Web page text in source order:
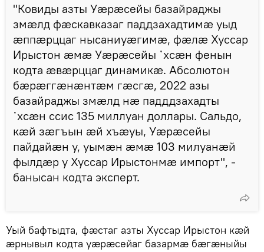
"Ковиды азты Уæрæсейы базайраджы
змæлд фæскавказаг паддзахадтимæ уыд
æппæрццаг нысаниуæгимæ, фæлæ Хуссар
Ирыстон æмæ Уæрæсейы ᾿хсæн фенын
кодта æвæрццаг динамикæ. Абсолютон
бæрæггæнæнтæм гæсгæ, 2022 азы
базайраджы змæлд нæ падддзахадты
᾿хсæн ссис 135 миллуан доллары. Сальдо,
кæй зæгъын æй хъæуы, Уæрæсейы
пайдайæн у, уымæн æмæ 103 милуанæй
фылдæр у Хуссар Ирыстонмæ импорт", -
банысан кодта эксперт.
Уый бафтыдта, фæстаг азты Хуссар Ирыстон кæй
æрнывыл кодта уæрæсейаг базармæ бæгæныйы